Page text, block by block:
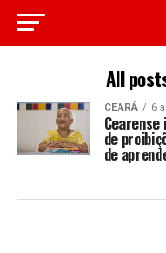
All
CEARÁ 6
de
de